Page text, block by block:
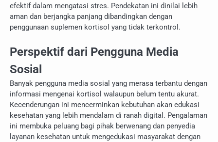
efektif dalam mengatasi stres. Pendekatan ini dinilai lebih
aman dan berjangka panjang dibandingkan dengan
penggunaan suplemen kortisol yang tidak terkontrol.
Perspektif dari Pengguna Media
Sosial
Banyak pengguna media sosial yang merasa terbantu dengan
informasi mengenai kortisol walaupun belum tentu akurat.
Kecenderungan ini mencerminkan kebutuhan akan edukasi
kesehatan yang lebih mendalam di ranah digital. Pengalaman
ini membuka peluang bagi pihak berwenang dan penyedia
layanan kesehatan untuk mengedukasi masyarakat dengan